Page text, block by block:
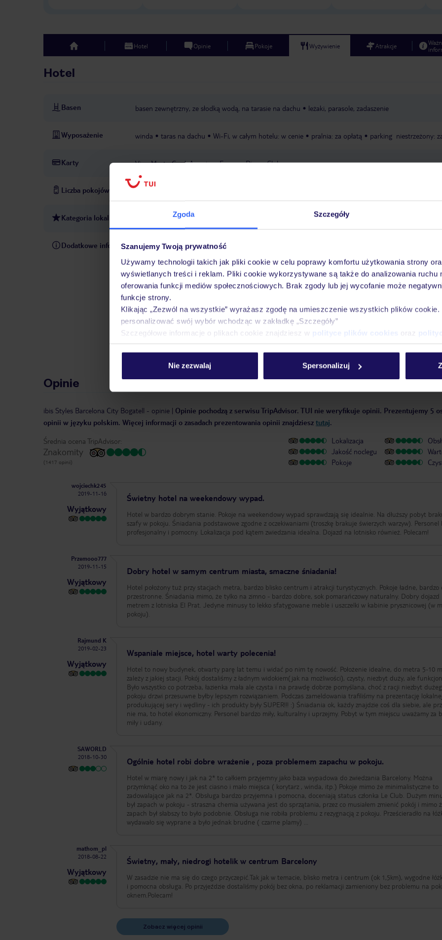
Zgoda Szczegóły
Szanujemy Twoją prywatność
Używamy technologii takich jak pliki cookie w celu poprawy komfortu użytkowania strony
wyświetlanych treści i reklam. Pliki cookie wykorzystywane są także do analizowania ruchu
oferowania funkcji mediów społecznościowych. Brak zgody lub jej wycofanie może
funkcje strony.
Klikając „Zezwól na wszystkie” wyrażasz zgodę na umieszczenie wszystkich plików
personalizować swój wybór wchodząc w zakładkę „Szczegóły”
Szczegółowe informacje o plikach cookie znajdziesz w polityce plików cookies oraz
Nie zezwalaj Spersonalizuj
top Hotel Opinie Pokoje Wyżywienie Atrakcje
Hotel
Basen basen zewnętrzny, ze słodką wodą, na tarasie na dachu leżaki, parasole, zadaszenie
Wyposażenie winda taras na dachu Wi-Fi, w całym hotelu: w cenie pralnia: za opłatą parking niestrzeżony:
Karty Visa, MasterCard, American Express, Diners Club
Liczba pokojów
Kategoria lokalna
Dodatkowe informacje taksa klimatyczna: płatne na miejscu
hotel nie akceptuje zwierząt
W rezerwowanym hotelu opieka wyłącznie poprzez TUI Service
24/7: mailowo, telefonicznie, SMS i za pośrednictwem czatu w aplikacji TUI w serwisie myTUI. W
znajdą Państwo mnóstwo przydatnych informacji dotyczących przebiegu podróży i miejsca
pośrednictwem można rezerwować również wycieczki fakultatywne. Jeśli potrzebują Państwo naszej
TUI podczas wypoczynku, jesteśmy do Państwa dyspozycji telefonicznie oraz sms-owo. Szczegóły
. Transfer z lotniska i na lotnisko odbywa się we własnym zakresie
z przelotem, bagaż rejestrowany jest wliczony w cenę (wyjątkiem są połączenia obsługiwane przez linię
Opinie
ibis Styles Barcelona City Bogatell - opinie | Opinie pochodzą z serwisu TripAdvisor. TUI nie weryfikuje opinii. Prezentujemy 5
opinii w języku polskim. Więcej informacji o zasadach prezentowania opinii znajdziesz tutaj.
Średnia ocena TripAdvisor:
Znakomity
(1417 opinii)
Lokalizacja
Jakość noclegu
Pokoje
wojciechk245
2019-11-16
Wyjątkowy
Świetny hotel na weekendowy wypad.
Hotel w bardzo dobrym stanie. Pokoje na weekendowy wypad sprawdzają się idealnie. Na dłuższy pobyt
szafy w pokoju. Śniadania podstawowe zgodne z oczekiwaniami (troszkę brakuje świerzych warzyw). Personel
profesjonalny i pomocny. Lokalizacja pod kątem zwiedzania idealna. Dojazd na lotnisko również. Polecam!
Przemooo777
2019-11-15
Wyjątkowy
Dobry hotel w samym centrum miasta, smaczne śniadania!
Hotel położony tuż przy stacjach metra, bardzo blisko centrum i atrakcji turystycznych. Pokoje ładne, bardzo
przestronne. Śniadania mimo, że tylko na zimno - bardzo dobre, sok pomarańczowy naturalny. Dobry dojazd
metrem z lotniska El Prat. Jedyne minusy to lekko sfatygowane meble i uszczelki w kabinie prysznicowej (w
pokoju).
Rajmund K
2019-02-23
Wyjątkowy
Wspaniale miejsce, hotel warty polecenia!
Hotel to nowy budynek, otwarty parę lat temu i widać po nim tę nowość. Położenie idealne, do metra 5-10
zależy z jakiej stacji. Pokój dostaliśmy z ładnym widokiem(jak na możliwości), czysty, niezbyt duży, ale
Było wszystko co potrzeba, łazienka mała ale czysta i na prawdę dobrze pomyślana, choć z racji niezbyt
pokoju drzwi przesuwne byłby lepszym rozwiązaniem. Podczas zameldowania trafiliśmy na prezentację
produkującej sery i wędliny - ich produkty były SUPER!!! :) Śniadania ok, każdy znajdzie coś dla siebie, ale
nie ma, to hotel ekonomiczny. Personel bardzo miły, kulturalny i uprzejmy. Pobyt w tym miejscu uważamy za
miły i udany.
SAWORLD
2018-10-30
Ogólnie hotel robi dobre wrażenie , poza problemem zapachu w pokoju.
Hotel w miarę nowy i jak na 2* to całkiem przyjemny jako baza wypadowa do zwiedzania Barcelony. Można
przymknąć oko na to że jest ciasno i mało miejsca ( korytarz , winda, itp.) Pokoje mimo że minimalistyczne to
zadowalające jak na 2*. Obsługa bardzo przyjemna i pomocna, doceniają status członka Le Club. Dużym minusem
był zapach w pokoju - straszna chemia używana jest do sprzątania, przez co musiałem zmienić pokój i mimo
zapach był słabszy to było podobnie. Obsługa nie robiła problemu z rezygnacją z pokoju. Prześcieradło na
wydawało się wyprane a było jednak brudne ( czarne plamy) ...
mathom_pl
2018-08-22
Wyjątkowy
Świetny, mały, niedrogi hotelik w centrum Barcelony
W zasadzie nie ma się do czego przyczepić.Tak jak w temacie, blisko metra i centrum (ok 1,5km), wygodne
i pomocna obsługa. Po przyjeździe dostaliśmy pokój bez okna, po reklamacji zamieniony bez problemu na
oknem.Polecam!
Zobacz więcej opinii